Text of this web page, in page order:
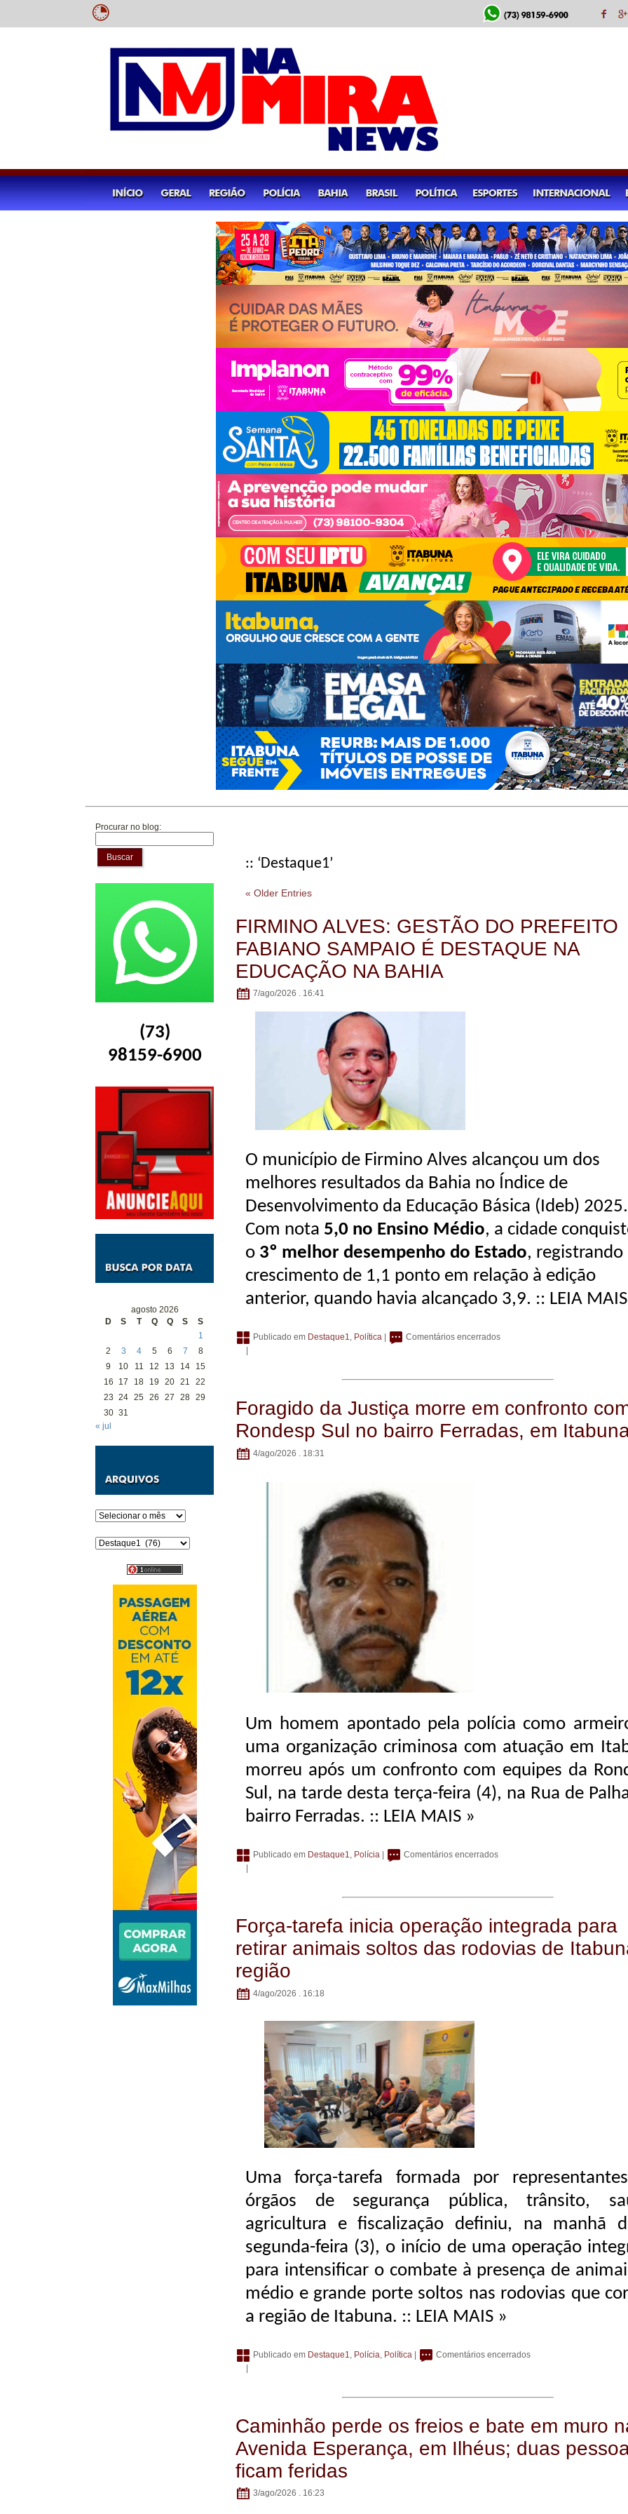
Procurar no blog:
Buscar
(73)
98159-6900
agosto 2026
D
S T Q Q S
S
1
2
3 4 5 6 7
8
9
10 11 12 13 14
15
16
17 18 19 20 21
22
23 24 25 26 27 28 29
30 31
« jul
Arquivos
Categorias
:: ‘Destaque1’
« Older Entries
FIRMINO ALVES: GESTÃO DO PREFEITO
FABIANO SAMPAIO É DESTAQUE NA
EDUCAÇÃO NA BAHIA
7/ago/2026 . 16:41
O município de Firmino Alves alcançou um dos
melhores resultados da Bahia no Índice de
Desenvolvimento da Educação Básica (Ideb) 2025.
Com nota 5,0 no Ensino Médio, a cidade
o 3º melhor desempenho do Estado, registrando
crescimento de 1,1 ponto em relação à edição
anterior, quando havia alcançado 3,9. :: LEIA
Publicado em Destaque1, Política
Comentários encerrados
Foragido da Justiça morre em confronto
Rondesp Sul no bairro Ferradas, em
4/ago/2026 . 18:31
Um homem apontado pela polícia como
uma organização criminosa com atuação em
morreu após um confronto com equipes da
Sul, na tarde desta terça-feira (4), na Rua de
bairro Ferradas. :: LEIA MAIS »
Publicado em Destaque1, Polícia
Comentários encerrados
Força-tarefa inicia operação integrada para
retirar animais soltos das rodovias de
região
4/ago/2026 . 16:18
Uma força-tarefa formada por
órgãos de segurança pública, trânsito,
agricultura e fiscalização definiu, na manhã
segunda-feira (3), o início de uma operação
para intensificar o combate à presença de
médio e grande porte soltos nas rodovias que
a região de Itabuna. :: LEIA MAIS »
Publicado em Destaque1 Polícia Política |
Comentários encerrados
|
Caminhão perde os freios e bate em muro
Avenida Esperança, em Ilhéus; duas
ficam feridas
3/ago/2026 . 16:23